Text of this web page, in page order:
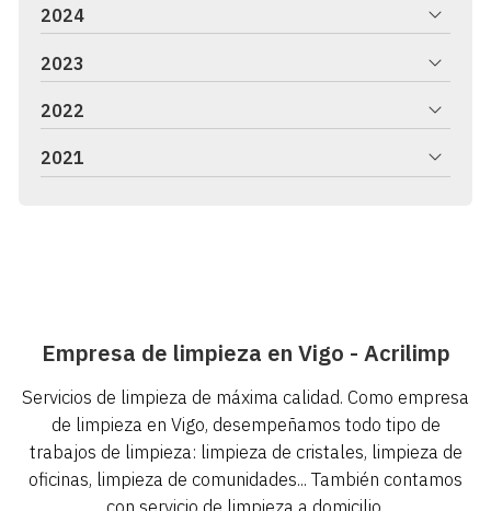
2024
2023
2022
2021
Empresa de limpieza en Vigo - Acrilimp
Servicios de limpieza de máxima calidad. Como empresa
de limpieza en Vigo, desempeñamos todo tipo de
trabajos de limpieza: limpieza de cristales, limpieza de
oficinas, limpieza de comunidades... También contamos